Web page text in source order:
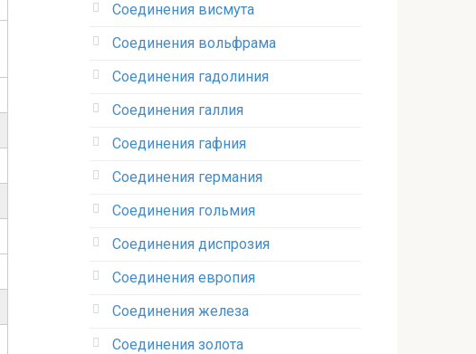
Соединения висмута
Соединения вольфрама‎
Соединения гадолиния‎
Соединения галлия‎
Соединения гафния‎
Соединения германия‎
Соединения гольмия‎
Соединения диспрозия‎ ‎
Соединения европия‎
Соединения железа‎
Соединения золота‎